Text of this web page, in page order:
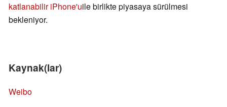
katlanabilir iPhone'uile birlikte piyasaya sürülmesi
bekleniyor.
Kaynak(lar)
Weibo